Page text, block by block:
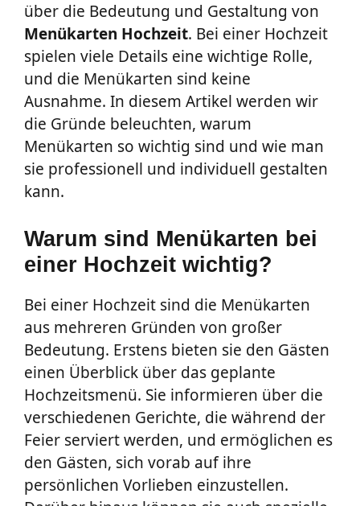
über die Bedeutung und Gestaltung von
Menükarten Hochzeit. Bei einer Hochzeit
spielen viele Details eine wichtige Rolle,
und die Menükarten sind keine
Ausnahme. In diesem Artikel werden wir
die Gründe beleuchten, warum
Menükarten so wichtig sind und wie man
sie professionell und individuell gestalten
kann.
Warum sind Menükarten bei
einer Hochzeit wichtig?
Bei einer Hochzeit sind die Menükarten
aus mehreren Gründen von großer
Bedeutung. Erstens bieten sie den Gästen
einen Überblick über das geplante
Hochzeitsmenü. Sie informieren über die
verschiedenen Gerichte, die während der
Feier serviert werden, und ermöglichen es
den Gästen, sich vorab auf ihre
persönlichen Vorlieben einzustellen.